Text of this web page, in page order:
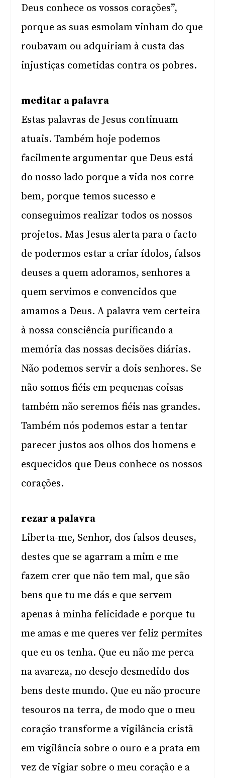
Deus conhece os vossos corações”,
porque as suas esmolam vinham do que
roubavam ou adquiriam à custa das
injustiças cometidas contra os pobres.
meditar a palavra
Estas palavras de Jesus continuam
atuais. Também hoje podemos
facilmente argumentar que Deus está
do nosso lado porque a vida nos corre
bem, porque temos sucesso e
conseguimos realizar todos os nossos
projetos. Mas Jesus alerta para o facto
de podermos estar a criar ídolos, falsos
deuses a quem adoramos, senhores a
quem servimos e convencidos que
amamos a Deus. A palavra vem certeira
à nossa consciência purificando a
memória das nossas decisões diárias.
Não podemos servir a dois senhores. Se
não somos fiéis em pequenas coisas
também não seremos fiéis nas grandes.
Também nós podemos estar a tentar
parecer justos aos olhos dos homens e
esquecidos que Deus conhece os nossos
corações.
rezar a palavra
Liberta-me, Senhor, dos falsos deuses,
destes que se agarram a mim e me
fazem crer que não tem mal, que são
bens que tu me dás e que servem
apenas à minha felicidade e porque tu
me amas e me queres ver feliz permites
que eu os tenha. Que eu não me perca
na avareza, no desejo desmedido dos
bens deste mundo. Que eu não procure
tesouros na terra, de modo que o meu
coração transforme a vigilância cristã
em vigilância sobre o ouro e a prata em
vez de vigiar sobre o meu coração e a